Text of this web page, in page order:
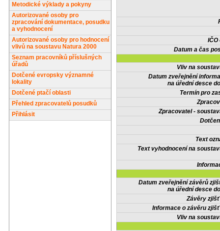
Metodické výklady a pokyny
Autorizované osoby pro
zpracování dokumentace, posudku
a vyhodnocení
Autorizované osoby pro hodnocení
vlivů na soustavu Natura 2000
Seznam pracovníků příslušných
úřadů
Dotčené evropsky významné
lokality
Dotčené ptačí oblasti
Přehled zpracovatelů posudků
Přihlásit
IČO
Datum a čas
Vliv na
Datum zveřejnění
na úřední desce
Termín pro
Zpracovatel -
Text
Text vyhodnocení na
Datum zveřejnění závěrů
na úřední desce
Závěry
Informace o závěru
Vliv na